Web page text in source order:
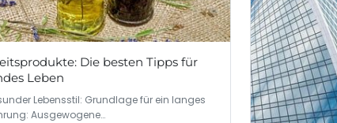
Die besten Tipps für
Leben
Lebensstil: Grundlage für ein langes
Ausgewogene…